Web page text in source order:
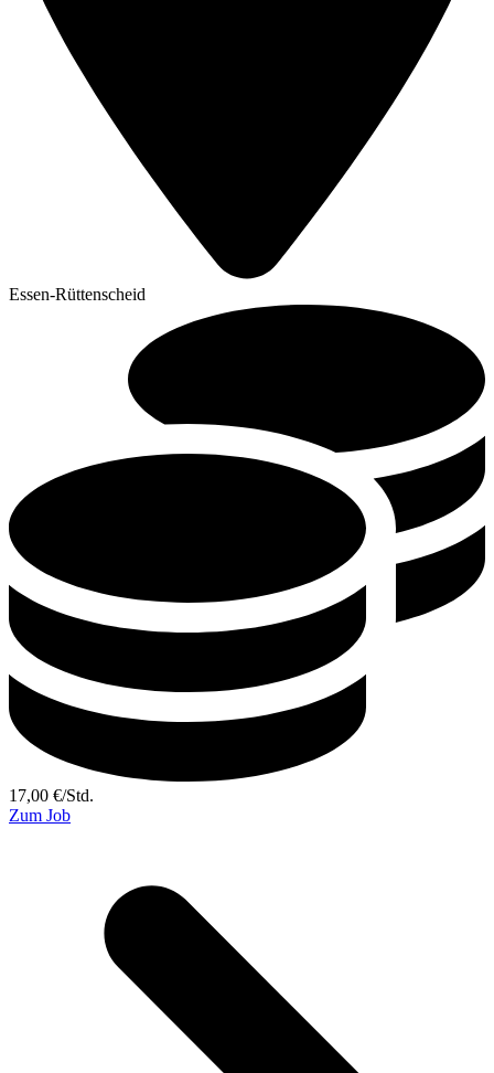
Essen-Rüttenscheid
17,00 €/Std.
Zum Job